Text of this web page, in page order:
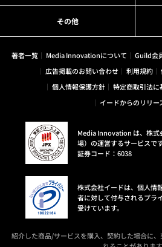
その他
著者一覧 Media Innovationについて Guild会
広告掲載のお問い合わせ
利用規約
個人情報保護方針
特定商取引法に
イードからのリリー
Media Innovation は、株式
場）の運営するサービスです
証券コード：6038
株式会社イードは、個人情
者に対して付与されるプラ
受けています。
紹介した商品/サービスを購入、契約した場合に